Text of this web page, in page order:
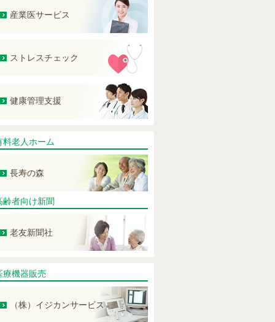
産業医サービス
ストレスチェック
健康管理支援
料老人ホーム
長寿の森
齢者向け新聞
老友新聞社
療機器販売
（株）イジカンサービス